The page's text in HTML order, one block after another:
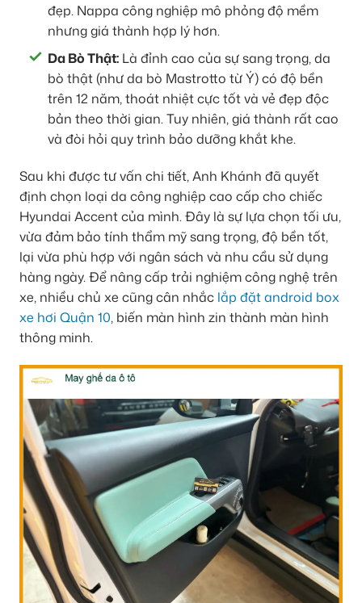
đẹp. Nappa công nghiệp mô phỏng độ mềm
nhưng giá thành hợp lý hơn.
Da Bò Thật: Là đỉnh cao của sự sang trọng, da
bò thật (như da bò Mastrotto từ Ý) có độ bền
trên 12 năm, thoát nhiệt cực tốt và vẻ đẹp độc
bản theo thời gian. Tuy nhiên, giá thành rất cao
và đòi hỏi quy trình bảo dưỡng khắt khe.
Sau khi được tư vấn chi tiết, Anh Khánh đã quyết
định chọn loại da công nghiệp cao cấp cho chiếc
Hyundai Accent của mình. Đây là sự lựa chọn tối ưu,
vừa đảm bảo tính thẩm mỹ sang trọng, độ bền tốt,
lại vừa phù hợp với ngân sách và nhu cầu sử dụng
hàng ngày. Để nâng cấp trải nghiệm công nghệ trên
xe, nhiều chủ xe cũng cân nhắc lắp đặt android box
xe hơi Quận 10, biến màn hình zin thành màn hình
thông minh.